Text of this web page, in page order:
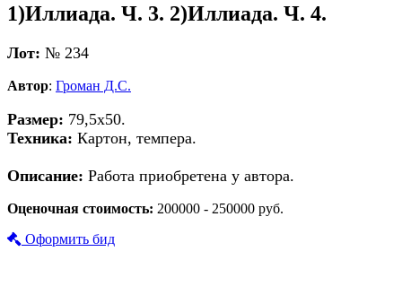
1)Иллиада. Ч. 3. 2)Иллиада. Ч. 4.
Лот: № 234
Автор: Громан Д.С.
Размер: 79,5х50.
Техника: Картон, темпера.
Описание: Работа приобретена у автора.
Оценочная стоимость: 200000 - 250000 руб.
Оформить бид